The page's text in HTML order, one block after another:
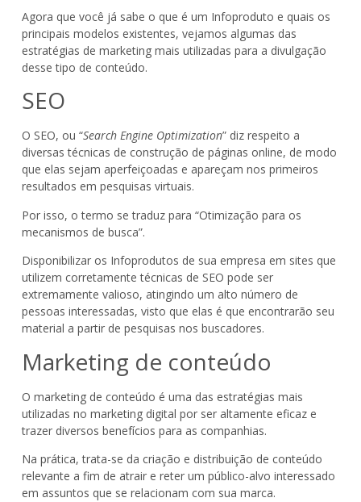
Agora que você já sabe o que é um Infoproduto e quais os
principais modelos existentes, vejamos algumas das
estratégias de marketing mais utilizadas para a divulgação
desse tipo de conteúdo.
SEO
O SEO, ou “Search Engine Optimization” diz respeito a
diversas técnicas de construção de páginas online, de modo
que elas sejam aperfeiçoadas e apareçam nos primeiros
resultados em pesquisas virtuais.
Por isso, o termo se traduz para “Otimização para os
mecanismos de busca”.
Disponibilizar os Infoprodutos de sua empresa em sites que
utilizem corretamente técnicas de SEO pode ser
extremamente valioso, atingindo um alto número de
pessoas interessadas, visto que elas é que encontrarão seu
material a partir de pesquisas nos buscadores.
Marketing de conteúdo
O marketing de conteúdo é uma das estratégias mais
utilizadas no marketing digital por ser altamente eficaz e
trazer diversos benefícios para as companhias.
Na prática, trata-se da criação e distribuição de conteúdo
relevante a fim de atrair e reter um público-alvo interessado
em assuntos que se relacionam com sua marca.